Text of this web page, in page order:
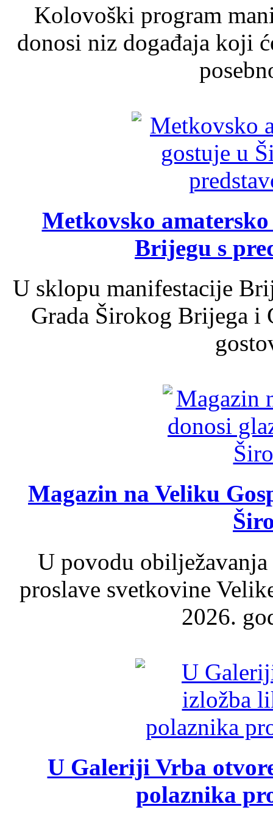
Kolovoški program
donosi niz događaja koji
Metkovsko
Brijegu s
U sklopu manifestacije
Grada Širokog Brijega
Magazin na Veliku
U povodu
proslave svetkovine
2026.
U Galeriji Vrba
polaznika